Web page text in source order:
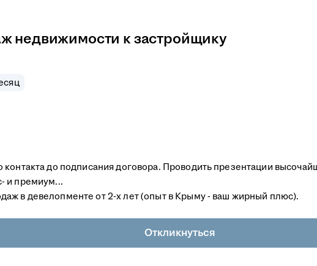
недвижимости к застройщику
до подписания договора. Проводить презентации
и премиум...
в девелопменте от 2-х лет (опыт в Крыму - ваш жирный плюс).
Откликнуться